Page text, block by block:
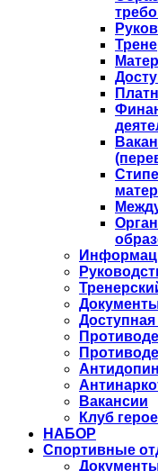
Вакансии
Клуб
НАБОР
Спортивные